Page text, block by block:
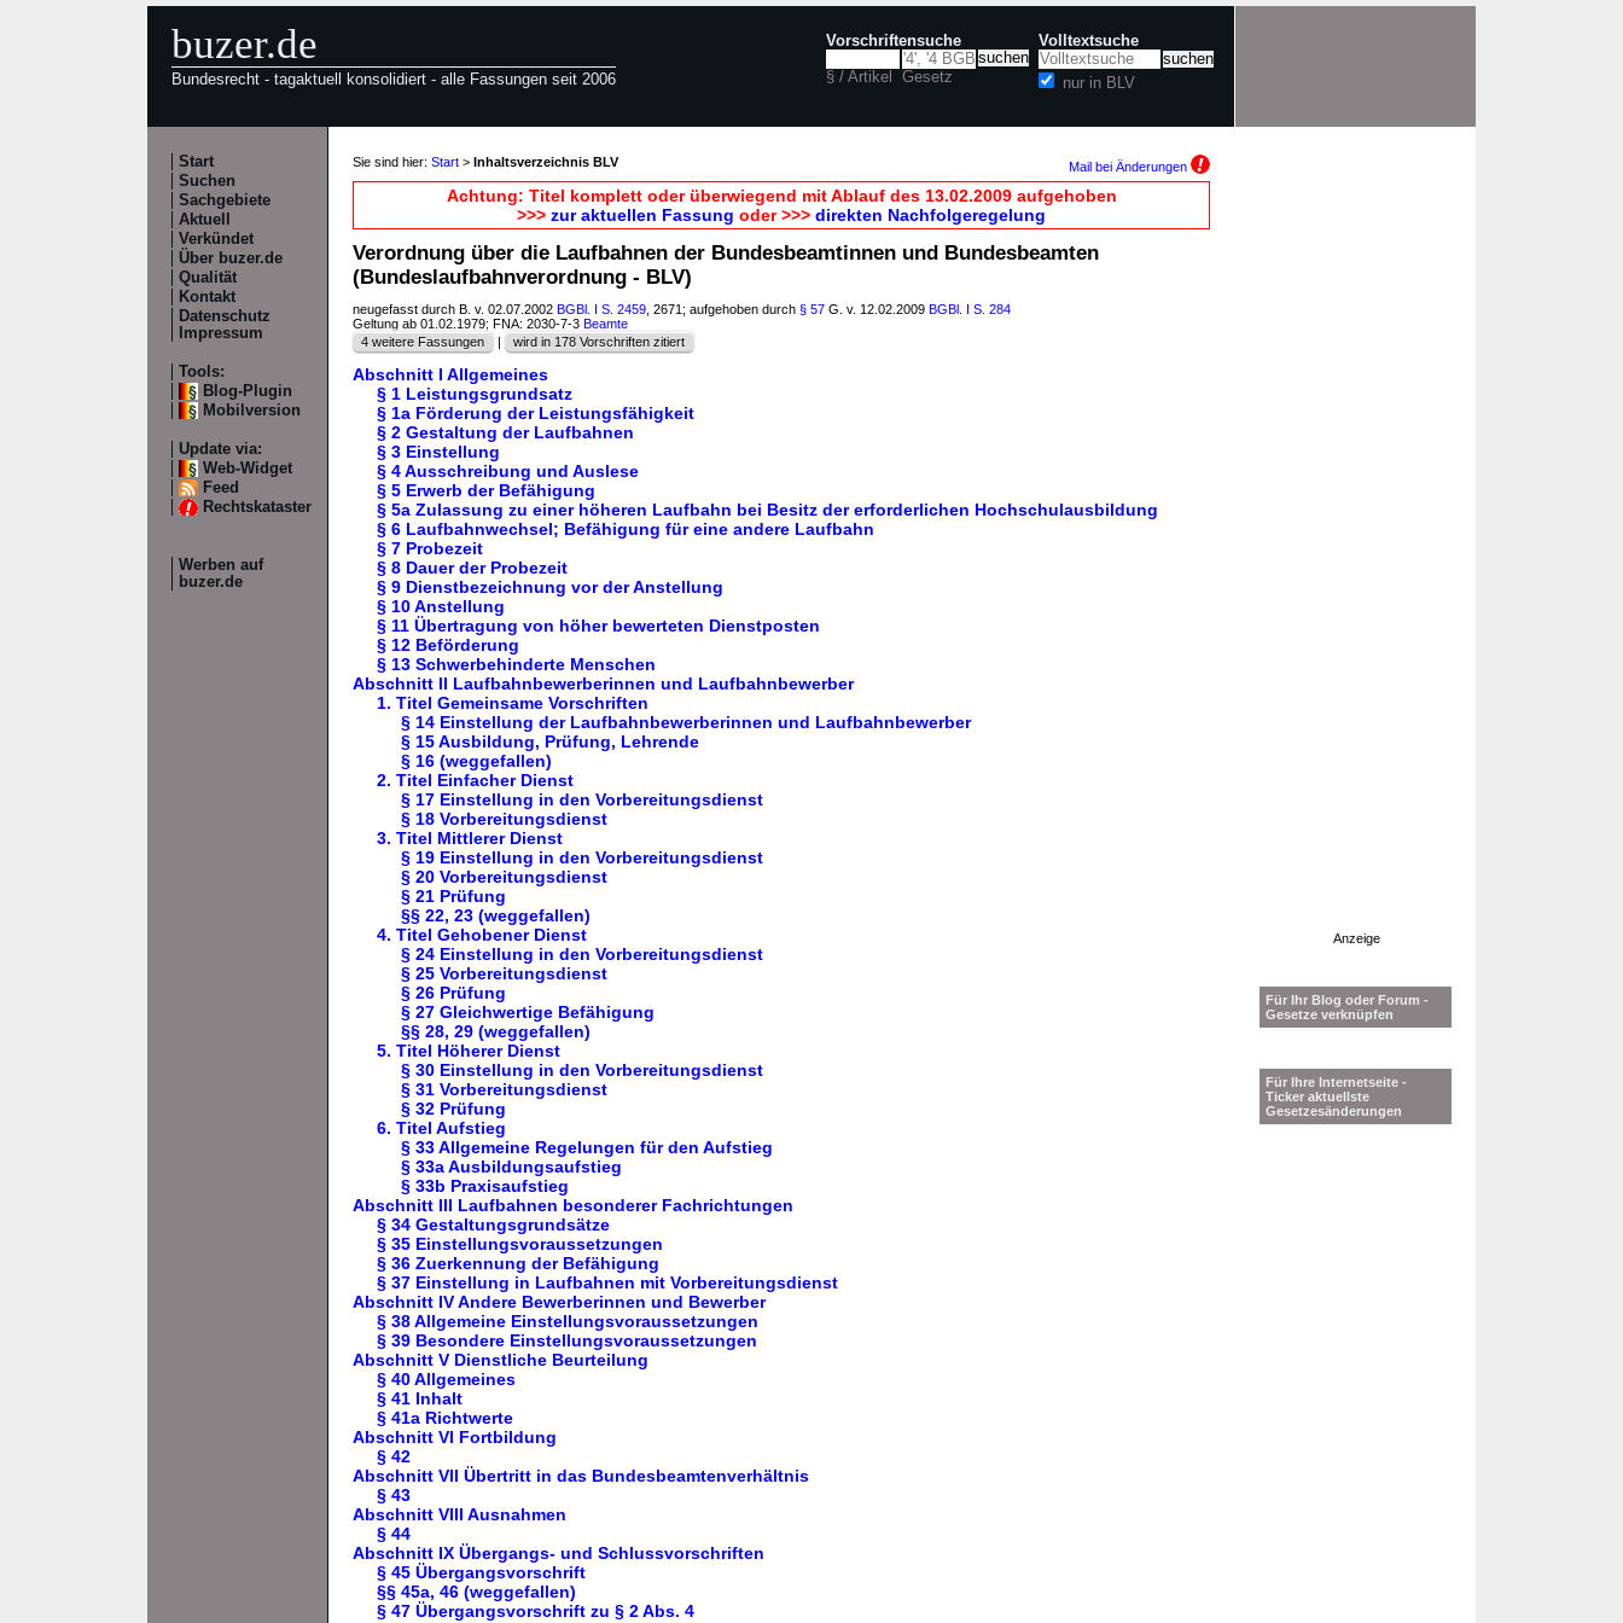
buzer.de
Bundesrecht - tagaktuell konsolidiert - alle Fassungen seit 2006
Vorschriftensuche
§ / Artikel Gesetz
Volltextsuche
nur in BLV
Start
Suchen
Sachgebiete
Aktuell
Verkündet
Über buzer.de
Qualität
Kontakt
Datenschutz
Impressum
Tools:
Blog-Plugin
Mobilversion
Update via:
Web-Widget
Feed
Rechtskataster
Werben auf
buzer.de
Sie sind hier: Start > Inhaltsverzeichnis BLV Mail bei Änderungen
Achtung: Titel komplett oder überwiegend mit Ablauf des 13.02.2009 aufgehoben
>>> zur aktuellen Fassung oder >>> direkten Nachfolgeregelung
Verordnung über die Laufbahnen der Bundesbeamtinnen und Bundesbeamten
(Bundeslaufbahnverordnung - BLV)
neugefasst durch B. v. 02.07.2002 BGBl. I S. 2459 , 2671; aufgehoben durch § 57 G. v. 12.02.2009 BGBl. I S. 284
Geltung ab 01.02.1979; FNA: 2030-7-3 Beamte
4 weitere Fassungen
| wird in 178 Vorschriften zitiert
Abschnitt I Allgemeines
§ 1 Leistungsgrundsatz
§ 1a Förderung der Leistungsfähigkeit
§ 2 Gestaltung der Laufbahnen
§ 3 Einstellung
§ 4 Ausschreibung und Auslese
§ 5 Erwerb der Befähigung
§ 5a Zulassung zu einer höheren Laufbahn bei Besitz der erforderlichen Hochschulausbildung
§ 6 Laufbahnwechsel; Befähigung für eine andere Laufbahn
§ 7 Probezeit
§ 8 Dauer der Probezeit
§ 9 Dienstbezeichnung vor der Anstellung
§ 10 Anstellung
§ 11 Übertragung von höher bewerteten Dienstposten
§ 12 Beförderung
§ 13 Schwerbehinderte Menschen
Abschnitt II Laufbahnbewerberinnen und Laufbahnbewerber
1. Titel Gemeinsame Vorschriften
§ 14 Einstellung der Laufbahnbewerberinnen und Laufbahnbewerber
§ 15 Ausbildung, Prüfung, Lehrende
§ 16 (weggefallen)
2. Titel Einfacher Dienst
§ 17 Einstellung in den Vorbereitungsdienst
§ 18 Vorbereitungsdienst
3. Titel Mittlerer Dienst
§ 19 Einstellung in den Vorbereitungsdienst
§ 20 Vorbereitungsdienst
§ 21 Prüfung
§§ 22, 23 (weggefallen)
4. Titel Gehobener Dienst
§ 24 Einstellung in den Vorbereitungsdienst
§ 25 Vorbereitungsdienst
§ 26 Prüfung
§ 27 Gleichwertige Befähigung
§§ 28, 29 (weggefallen)
5. Titel Höherer Dienst
§ 30 Einstellung in den Vorbereitungsdienst
§ 31 Vorbereitungsdienst
§ 32 Prüfung
6. Titel Aufstieg
§ 33 Allgemeine Regelungen für den Aufstieg
§ 33a Ausbildungsaufstieg
§ 33b Praxisaufstieg
Abschnitt III Laufbahnen besonderer Fachrichtungen
§ 34 Gestaltungsgrundsätze
§ 35 Einstellungsvoraussetzungen
§ 36 Zuerkennung der Befähigung
§ 37 Einstellung in Laufbahnen mit Vorbereitungsdienst
Abschnitt IV Andere Bewerberinnen und Bewerber
§ 38 Allgemeine Einstellungsvoraussetzungen
§ 39 Besondere Einstellungsvoraussetzungen
Abschnitt V Dienstliche Beurteilung
§ 40 Allgemeines
§ 41 Inhalt
§ 41a Richtwerte
Abschnitt VI Fortbildung
§ 42
Abschnitt VII Übertritt in das Bundesbeamtenverhältnis
§ 43
Abschnitt VIII Ausnahmen
§ 44
Abschnitt IX Übergangs- und Schlussvorschriften
§ 45 Übergangsvorschrift
§§ 45a, 46 (weggefallen)
§ 47 Übergangsvorschrift zu § 2 Abs. 4
Anzeige
Für Ihr Blog oder Forum -
Gesetze verknüpfen
Für Ihre Internetseite -
Ticker aktuellste
Gesetzesänderungen